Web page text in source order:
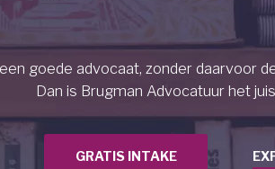
goede advocaat, zonder daarvoor
Dan is Brugman Advocatuur het
GRATIS INTAKE